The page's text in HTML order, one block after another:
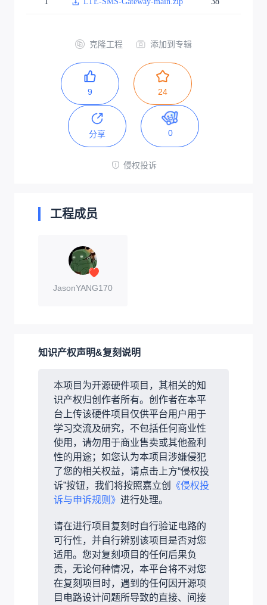
克隆工程 添加到专辑
9 24
分享 0
侵权投诉
工程成员
JasonYANG170
知识产权声明&复刻说明
本项目为开源硬件项目，其相关的知
识产权归创作者所有。创作者在本平
台上传该硬件项目仅供平台用户用于
学习交流及研究，不包括任何商业性
使用，请勿用于商业售卖或其他盈利
性的用途；如您认为本项目涉嫌侵犯
了您的相关权益，请点击上方“侵权投
诉”按钮，我们将按照嘉立创
《侵权投
诉与申诉规则》 进行处理。
请在进行项目复刻时自行验证电路的
可行性，并自行辨别该项目是否对您
适用。您对复刻项目的任何后果负
责，无论何种情况，本平台将不对您
在复刻项目时，遇到的任何因开源项
目电路设计问题所导致的直接、间接